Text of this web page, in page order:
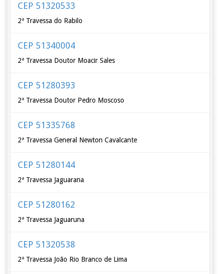
CEP 51320533
2ª Travessa do Rabilo
CEP 51340004
2ª Travessa Doutor Moacir Sales
CEP 51280393
2ª Travessa Doutor Pedro Moscoso
CEP 51335768
2ª Travessa General Newton Cavalcante
CEP 51280144
2ª Travessa Jaguarana
CEP 51280162
2ª Travessa Jaguaruna
CEP 51320538
2ª Travessa João Rio Branco de Lima